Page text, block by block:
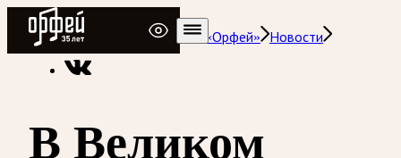
Радио Орфей
Радио классической музыки «Орфей»
Новости
В Великом